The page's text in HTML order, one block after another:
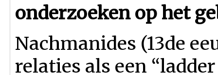
onderzoeken op het
Nachmanides (13de
relaties als een